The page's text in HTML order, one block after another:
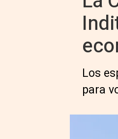
Los
para